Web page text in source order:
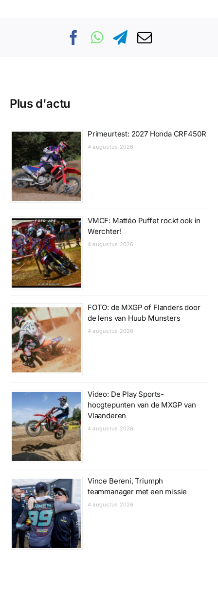
Plus d'actu
Primeurtest: 2027 Honda CRF450R
4 augustus 2026
VMCF: Mattéo Puffet rockt ook in
Werchter!
4 augustus 2026
FOTO: de MXGP of Flanders door
de lens van Huub Munsters
4 augustus 2026
Video: De Play Sports-
hoogtepunten van de MXGP van
Vlaanderen
4 augustus 2026
Vince Bereni, Triumph
teammanager met een missie
4 augustus 2026